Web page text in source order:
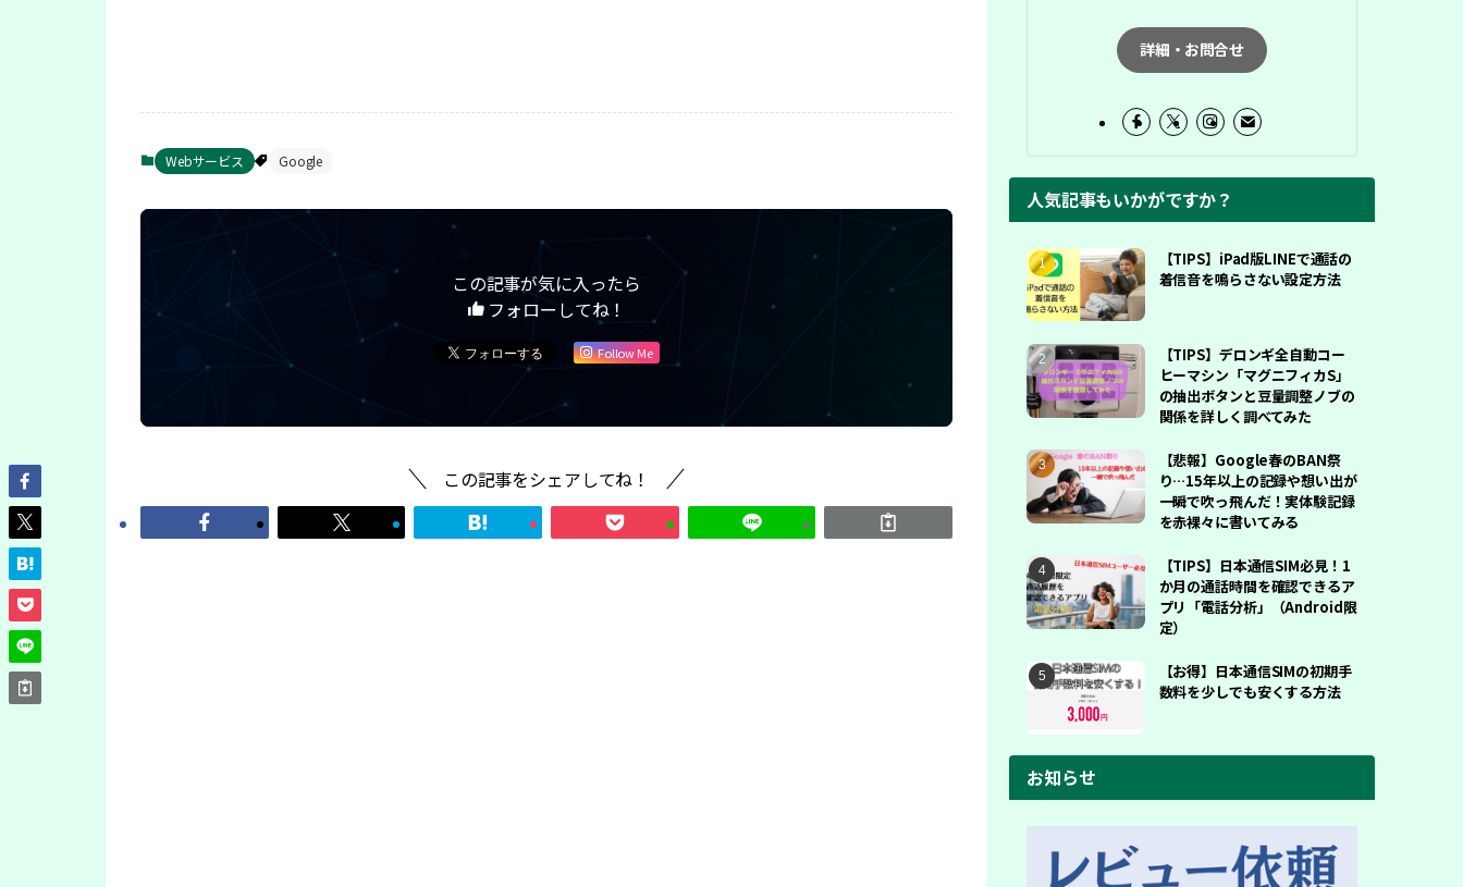
Webサービス Google
この記事が気に入ったら
フォローしてね！
Follow Me
この記事をシェアしてね！
詳細・お問合せ
人気記事もいかがですか？
【TIPS】iPad版LINEで通話の
着信音を鳴らさない設定方法
【TIPS】デロンギ全自動コー
ヒーマシン「マグニフィカS」
の抽出ボタンと豆量調整ノブの
関係を詳しく調べてみた
【悲報】Google春のBAN祭
り…15年以上の記録や想い出が
一瞬で吹っ飛んだ！実体験記録
を赤裸々に書いてみる
【TIPS】日本通信SIM必見！1
か月の通話時間を確認できるア
プリ「電話分析」（Android限
定）
【お得】日本通信SIMの初期手
数料を少しでも安くする方法
お知らせ